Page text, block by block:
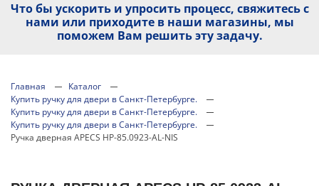
Что бы ускорить и упросить процесс, свяжитесь с
нами или приходите в наши магазины, мы
поможем Вам решить эту задачу.
Главная
Каталог
Купить ручку для двери в Санкт-Петербурге.
Купить ручку для двери в Санкт-Петербурге.
Купить ручку для двери в Санкт-Петербурге.
Ручка дверная APECS HP-85.0923-AL-NIS